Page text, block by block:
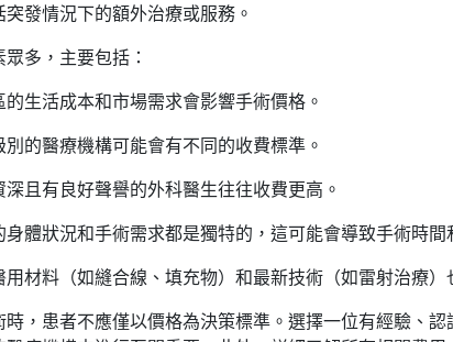
發情況下的額外治療或服務。
眾多，主要包括：
生活成本和市場需求會影響手術價格。
的醫療機構可能會有不同的收費標準。
且有良好聲譽的外科醫生往往收費更高。
體狀況和手術需求都是獨特的，這可能會導致手術時間
材料（如縫合線、填充物）和最新技術（如雷射治療）
，患者不應僅以價格為決策標準。選擇一位有經驗、